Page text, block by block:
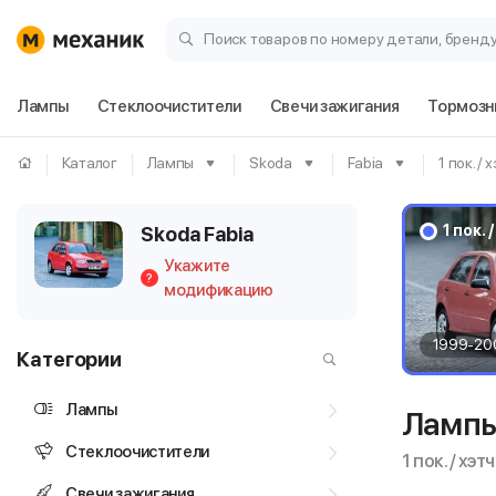
Поиск товаров по номеру детали,
Лампы Стеклоочистители Свечи зажигания
Каталог Лампы Skoda Fabia 1 пок. /
Skoda Fabia
?
Укажите
модификацию
Категории
Лампы
Стеклоочистители
1 пок.
1999-
1 пок. /